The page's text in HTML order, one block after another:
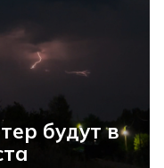
будут в